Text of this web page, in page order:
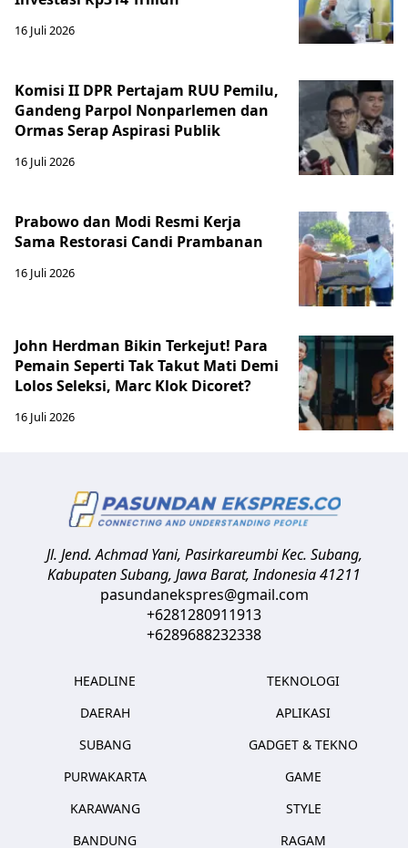
16 Juli 2026
Komisi II DPR Pertajam RUU Pemilu,
Gandeng Parpol Nonparlemen dan
Ormas Serap Aspirasi Publik
16 Juli 2026
Prabowo dan Modi Resmi Kerja
Sama Restorasi Candi Prambanan
16 Juli 2026
John Herdman Bikin Terkejut! Para
Pemain Seperti Tak Takut Mati Demi
Lolos Seleksi, Marc Klok Dicoret?
16 Juli 2026
Jl. Jend. Achmad Yani, Pasirkareumbi Kec. Subang,
Kabupaten Subang, Jawa Barat,Indonesia41211
pasundanekspres@gmail.com
+6281280911913
+6289688232338
HEADLINE
DAERAH
SUBANG
PURWAKARTA
KARAWANG
BANDUNG
TEKNOLOGI
APLIKASI
GADGET & TEKNO
GAME
STYLE
RAGAM